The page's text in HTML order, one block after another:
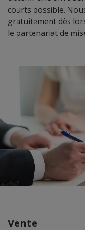
courts possible.
gratuitement dès
le partenariat de
Vente